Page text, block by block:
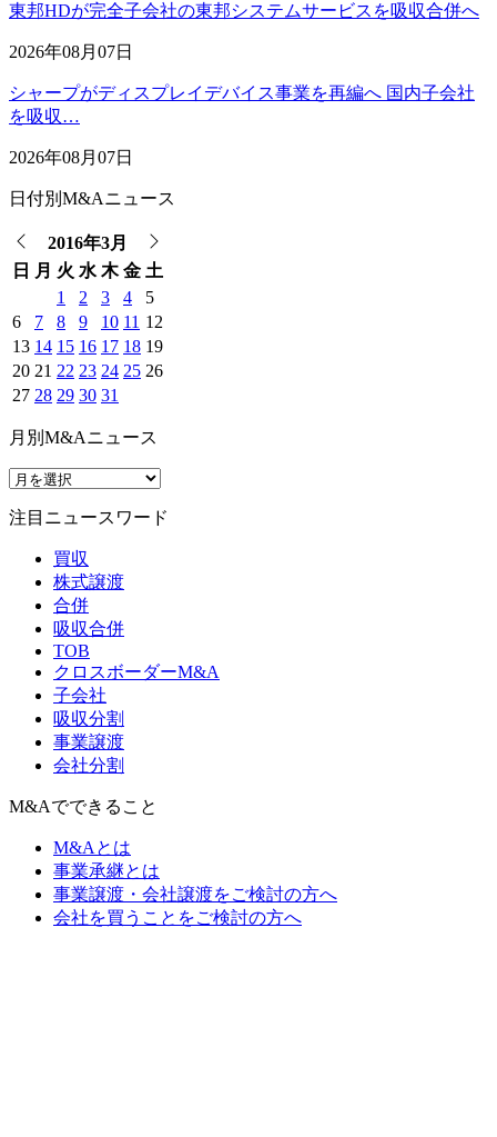
東邦HDが完全子会社の東邦システムサービスを吸収合併へ
2026年08月07日
シャープがディスプレイデバイス事業を再編へ 国内子会社
を吸収…
2026年08月07日
日付別M&Aニュース
2016年3月
日
月 火 水 木 金 土
1
2 3 4
5
6
7 8 9 10 11 12
13 14 15 16 17 18 19
20 21 22 23 24 25 26
27 28 29 30 31
月別M&Aニュース
注目ニュースワード
買収
株式譲渡
合併
吸収合併
TOB
クロスボーダーM&A
子会社
吸収分割
事業譲渡
会社分割
M&Aでできること
M&Aとは
事業承継とは
事業譲渡・会社譲渡をご検討の方へ
会社を買うことをご検討の方へ